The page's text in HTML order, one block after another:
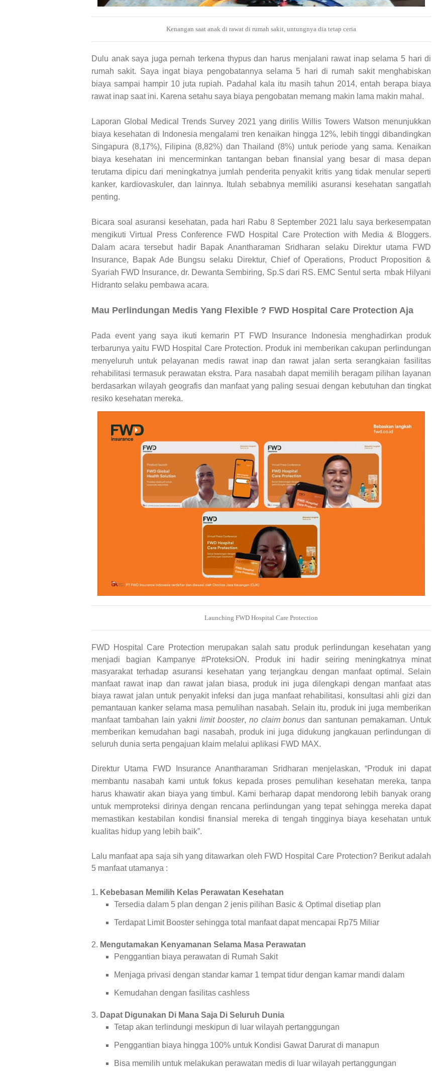
Kenangan saat anak di rawat di rumah sakit, untungnya dia tetap ceria
Dulu anak saya juga pernah terkena thypus dan harus menjalani rawat inap selama 5 hari di
rumah sakit. Saya ingat biaya pengobatannya selama 5 hari di rumah sakit menghabiskan
biaya sampai hampir 10 juta rupiah. Padahal kala itu masih tahun 2014, entah berapa biaya
rawat inap saat ini. Karena setahu saya biaya pengobatan memang makin lama makin mahal.
Laporan Global Medical Trends Survey 2021 yang dirilis Willis Towers Watson menunjukkan
biaya kesehatan di Indonesia mengalami tren kenaikan hingga 12%, lebih tinggi dibandingkan
Singapura (8,17%), Filipina (8,82%) dan Thailand (8%) untuk periode yang sama. Kenaikan
biaya kesehatan ini mencerminkan tantangan beban finansial yang besar di masa depan
terutama dipicu dari meningkatnya jumlah penderita penyakit kritis yang tidak menular seperti
kanker, kardiovaskuler, dan lainnya.
Itulah sebabnya memiliki asuransi kesehatan sangatlah
penting.
Bicara soal asuransi kesehatan, pada hari Rabu 8 September 2021 lalu saya berkesempatan
mengikuti Virtual Press Conference FWD Hospital Care Protection with Media & Bloggers.
Dalam acara tersebut hadir Bapak Anantharaman Sridharan selaku Direktur utama FWD
Insurance, Bapak Ade Bungsu selaku Direktur, Chief of Operations, Product Proposition &
Syariah FWD Insurance, dr. Dewanta Sembiring, Sp.S dari RS. EMC Sentul serta mbak Hilyani
Hidranto selaku pembawa acara.
Mau Perlindungan Medis Yang Flexible ? FWD Hospital Care Protection Aja
Pada event yang saya ikuti kemarin
PT FWD Insurance Indonesia menghadirkan produk
terbarunya yaitu FWD Hospital Care Protection. Produk ini memberikan cakupan perlindungan
menyeluruh untuk pelayanan medis rawat inap dan rawat jalan serta serangkaian fasilitas
rehabilitasi termasuk perawatan ekstra. Para nasabah dapat memilih beragam pilihan layanan
berdasarkan wilayah geografis dan manfaat yang paling sesuai dengan kebutuhan dan tingkat
resiko kesehatan mereka.
Launching FWD Hospital Care Protection
FWD Hospital Care Protection merupakan salah satu produk perlindungan kesehatan yang
menjadi bagian Kampanye #ProteksiON. Produk ini hadir seiring meningkatnya minat
masyarakat terhadap asuransi kesehatan yang terjangkau dengan manfaat optimal. Selain
manfaat rawat inap dan rawat jalan biasa, produk ini juga dilengkapi dengan manfaat atas
biaya rawat jalan untuk penyakit infeksi dan juga manfaat rehabilitasi, konsultasi ahli gizi dan
pemantauan kanker selama masa pemulihan nasabah. Selain itu, produk ini juga memberikan
manfaat tambahan lain yakni limit booster, no claim bonus dan santunan pemakaman. Untuk
memberikan kemudahan bagi nasabah, produk ini juga didukung jangkauan perlindungan di
seluruh dunia serta pengajuan klaim melalui aplikasi FWD MAX.
Direktur Utama FWD Insurance Anantharaman Sridharan menjelaskan, “Produk ini dapat
membantu nasabah kami untuk fokus kepada proses pemulihan kesehatan mereka, tanpa
harus khawatir akan biaya yang timbul. Kami berharap dapat mendorong lebih banyak orang
untuk memproteksi dirinya dengan rencana perlindungan yang tepat sehingga mereka dapat
memastikan kestabilan kondisi finansial mereka di tengah tingginya biaya kesehatan untuk
kualitas hidup yang lebih baik”.
Lalu manfaat apa saja sih yang ditawarkan oleh FWD Hospital Care Protection? Berikut adalah
5 manfaat utamanya :
1. Kebebasan Memilih Kelas Perawatan Kesehatan
Tersedia dalam 5 plan dengan 2 jenis pilihan Basic & Optimal disetiap plan
Terdapat Limit Booster sehingga total manfaat dapat mencapai Rp75 Miliar
2. Mengutamakan Kenyamanan Selama Masa Perawatan
Penggantian biaya perawatan di Rumah Sakit
Menjaga privasi dengan standar kamar 1 tempat tidur dengan kamar mandi dalam
Kemudahan dengan fasilitas cashless
3. Dapat Digunakan Di Mana Saja Di Seluruh Dunia
Tetap akan terlindungi meskipun di luar wilayah pertanggungan
Penggantian biaya hingga 100% untuk Kondisi Gawat Darurat di manapun
Bisa memilih untuk melakukan perawatan medis di luar wilayah pertanggungan